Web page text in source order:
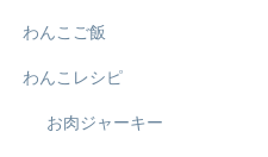
わんこご飯
わんこレシピ
お肉ジャーキー